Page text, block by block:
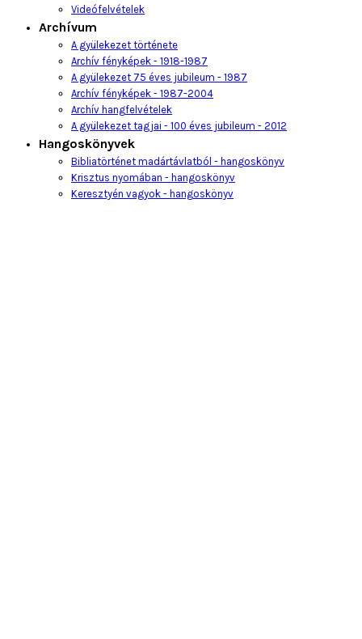
Videófelvételek
Archívum
A gyülekezet története
Archív fényképek - 1918-1987
A gyülekezet 75 éves jubileum - 1987
Archív fényképek - 1987-2004
Archív hangfelvételek
A gyülekezet tagjai - 100 éves jubileum - 2012
Hangoskönyvek
Bibliatörténet madártávlatból - hangoskönyv
Krisztus nyomában - hangoskönyv
Keresztyén vagyok - hangoskönyv